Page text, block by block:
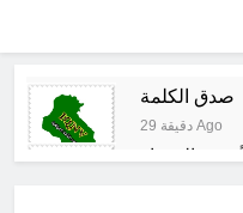
صدق الكلمة
29 دقيقة Ago
بربيع المختار